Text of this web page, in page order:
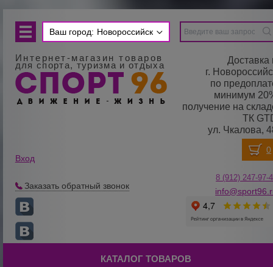
Ваш город: Новороссийск
Интернет-магазин товаров
для спорта, туризма и отдыха
Доставка
г.
по
минимум
получение на
ТК
ул. Чкалова,
Вход
Заказать обратный звонок
8 (912) 247-97-
КАТАЛОГ ТОВАРОВ